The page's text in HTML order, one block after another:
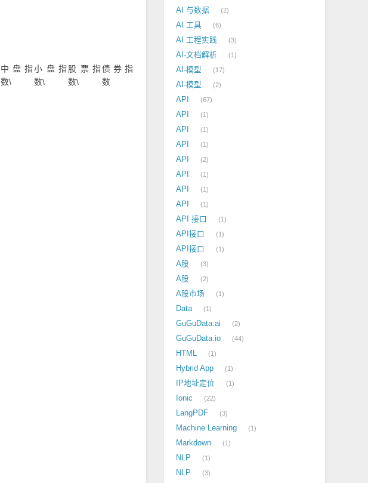
中盘指
数\
小盘指
数\
股票指
数\
债券指
数
AI 与数据 2
AI 工具 6
AI 工程实践 3
AI-文档解析 1
AI-模型 17
AI-模型 2
API 67
API 1
API 1
API 1
API 2
API 1
API 1
API 1
API 接口 1
API接口 1
API接口 1
A股 3
A股 2
A股市场 1
Data 1
GuGuData.ai 2
GuGuData.io 44
HTML 1
Hybrid App 1
IP地址定位 1
Ionic 22
LangPDF 3
Machine Learning 1
Markdown 1
NLP 1
NLP 3